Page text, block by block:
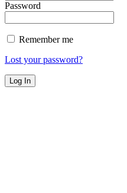
Password
Remember me
Lost your password?